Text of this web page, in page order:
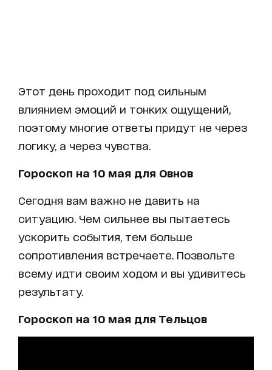
Этот день проходит под сильным
влиянием эмоций и тонких ощущений,
поэтому многие ответы придут не через
логику, а через чувства.
Гороскоп на 10 мая для Овнов
Сегодня вам важно не давить на
ситуацию. Чем сильнее вы пытаетесь
ускорить события, тем больше
сопротивления встречаете. Позвольте
всему идти своим ходом и вы удивитесь
результату.
Гороскоп на 10 мая для Тельцов